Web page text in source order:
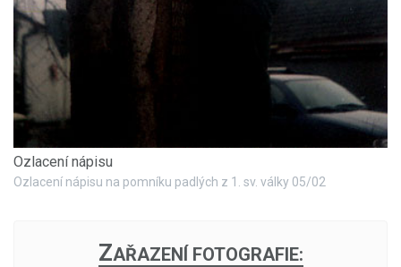
Ozlacení nápisu
Ozlacení nápisu na pomníku padlých z 1. sv. války 05/02
ZAŘAZENÍ FOTOGRAFIE: